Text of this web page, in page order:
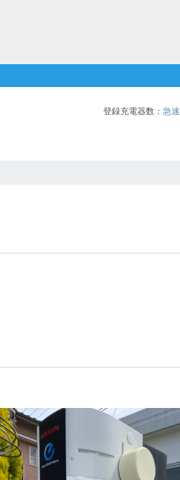
登録充電器数： 急速